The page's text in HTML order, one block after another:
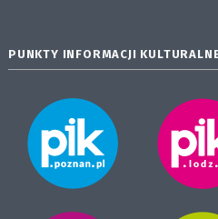
PUNKTY INFORMACJI